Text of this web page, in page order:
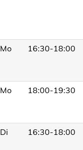
Mo 16:30-18:00
Mo 18:00-19:30
Di 16:30-18:00